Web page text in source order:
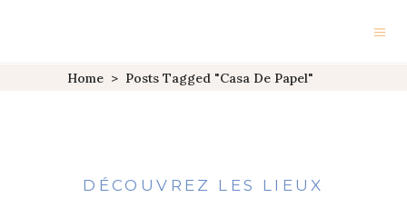
Home > Posts Tagged "Casa De Papel"
DÉCOUVREZ LES LIEUX